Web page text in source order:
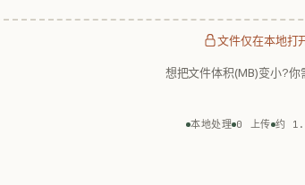
文件仅在本地打
想把文件体积(MB)变小?你
本地处理 0 上传 约